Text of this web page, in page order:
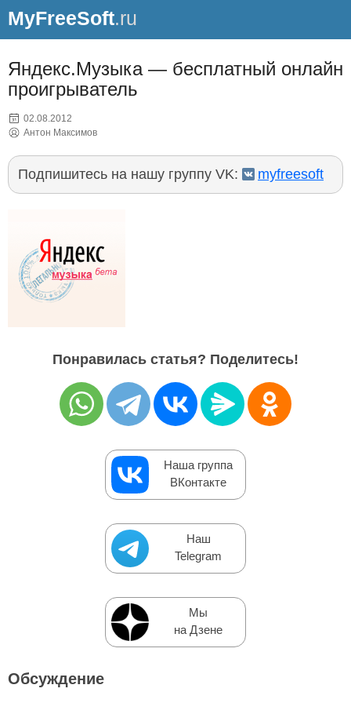
MyFreeSoft.ru
Яндекс.Музыка — бесплатный онлайн
проигрыватель
02.08.2012
Антон Максимов
Подпишитесь на нашу группу VK: myfreesoft
Понравилась статья? Поделитесь!
Наша группа
ВКонтакте
Наш
Telegram
Мы
на Дзене
Обсуждение